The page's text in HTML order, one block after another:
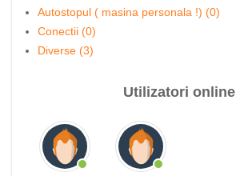
Autostopul ( masina personala !) (0)
Conectii (0)
Diverse (3)
Utilizatori online